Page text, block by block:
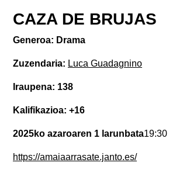
CAZA DE BRUJAS
Generoa: Drama
Zuzendaria: Luca Guadagnino
Iraupena: 138
Kalifikazioa: +16
2025ko azaroaren 1 larunbata19:30
https://amaiaarrasate.janto.es/